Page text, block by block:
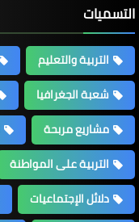
التسميات
التربية والتعليم
شعبة الجغرافيا
مشاريع مربحة
التربية على المواطنة
دلائل الإجتماعيات